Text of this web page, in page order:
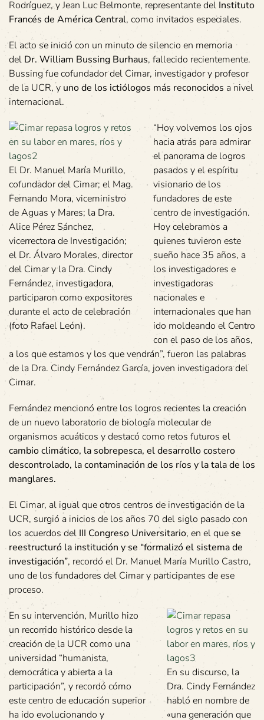
Rodríguez, y Jean Luc Belmonte, representante del Instituto
Francés de América Central, como invitados especiales.
El acto se inició con un minuto de silencio en memoria
del Dr. William Bussing Burhaus, fallecido recientemente.
Bussing fue cofundador del Cimar, investigador y profesor
de la UCR, y uno de los ictiólogos más reconocidos a nivel
internacional.
El Dr. Manuel María Murillo,
cofundador del Cimar; el Mag.
Fernando Mora, viceministro
de Aguas y Mares; la Dra.
Alice Pérez Sánchez,
vicerrectora de Investigación;
el Dr. Álvaro Morales, director
del Cimar y la Dra. Cindy
Fernández, investigadora,
participaron como expositores
durante el acto de celebración
(foto Rafael León).
“Hoy volvemos los ojos
hacia atrás para admirar
el panorama de logros
pasados y el espíritu
visionario de los
fundadores de este
centro de investigación.
Hoy celebramos a
quienes tuvieron este
sueño hace 35 años, a
los investigadores e
investigadoras
nacionales e
internacionales que han
ido moldeando el Centro
con el paso de los años,
a los que estamos y los que vendrán”, fueron las palabras
de la Dra. Cindy Fernández García, joven investigadora del
Cimar.
Fernández mencionó entre los logros recientes la creación
de un nuevo laboratorio de biología molecular de
organismos acuáticos y destacó como retos futuros el
cambio climático, la sobrepesca, el desarrollo costero
descontrolado, la contaminación de los ríos y la tala de los
manglares.
El Cimar, al igual que otros centros de investigación de la
UCR, surgió a inicios de los años 70 del siglo pasado con
los acuerdos del III Congreso Universitario, en el que se
reestructuró la institución y se “formalizó el sistema de
investigación”, recordó el Dr. Manuel María Murillo Castro,
uno de los fundadores del Cimar y participantes de ese
proceso.
En su discurso, la
Dra. Cindy Fernández
habló en nombre de
«una generación que
En su intervención, Murillo hizo
un recorrido histórico desde la
creación de la UCR como una
universidad “humanista,
democrática y abierta a la
participación”, y recordó cómo
este centro de educación superior
ha ido evolucionando y